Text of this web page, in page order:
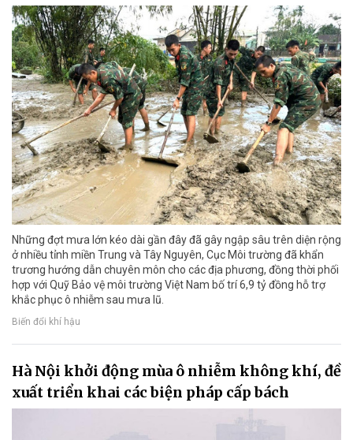
Những đợt mưa lớn kéo dài gần đây đã gây ngập sâu trên diện rộng
ở nhiều tỉnh miền Trung và Tây Nguyên, Cục Môi trường đã khẩn
trương hướng dẫn chuyên môn cho các địa phương, đồng thời phối
hợp với Quỹ Bảo vệ môi trường Việt Nam bố trí 6,9 tỷ đồng hỗ trợ
khắc phục ô nhiễm sau mưa lũ.
Biến đổi khí hậu
Hà Nội khởi động mùa ô nhiễm không khí, đề
xuất triển khai các biện pháp cấp bách